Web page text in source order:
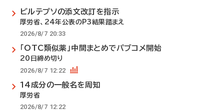
ビルテプソの添文改訂を指示
厚労省、24年公表のP3結果踏まえ
2026/8/7 20:33
「OTC類似薬」中間まとめでパブコメ開始
20日締め切り
2026/8/7 12:22
14成分の一般名を周知
厚労省
2026/8/7 12:22